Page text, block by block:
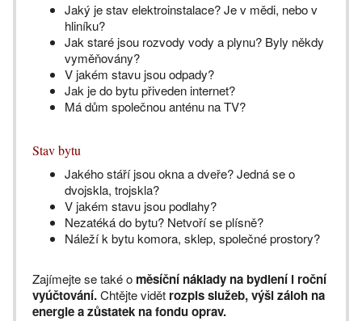
Jaký je stav elektroinstalace? Je v mědi, nebo v
hliníku?
Jak staré jsou rozvody vody a plynu? Byly někdy
vyměňovány?
V jakém stavu jsou odpady?
Jak je do bytu přiveden internet?
Má dům společnou anténu na TV?
Stav bytu
Jakého stáří jsou okna a dveře? Jedná se o
dvojskla, trojskla?
V jakém stavu jsou podlahy?
Nezatéká do bytu? Netvoří se plísně?
Náleží k bytu komora, sklep, společné prostory?
Zajímejte se také o měsíční náklady na bydlení i roční
vyúčtování.Chtějte vidět rozpis služeb, výši záloh na
energie a zůstatek na fondu oprav.